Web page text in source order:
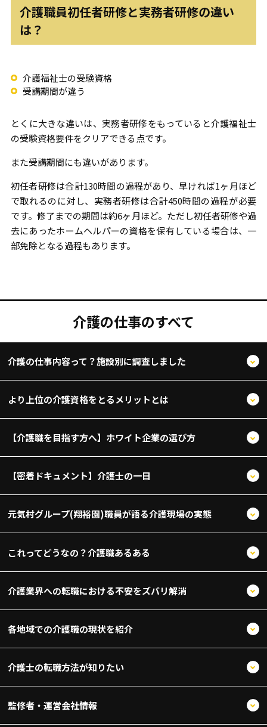
介護職員初任者研修と実務者研修の違い
は？
介護福祉士の受験資格
受講期間が違う
とくに大きな違いは、実務者研修をもっていると介護福祉士
の受験資格要件をクリアできる点です。
また受講期間にも違いがあります。
初任者研修は合計130時間の過程があり、早ければ1ヶ月ほど
で取れるのに対し、実務者研修は合計450時間の過程が必要
です。修了までの期間は約6ヶ月ほど。ただし初任者研修や過
去にあったホームヘルパーの資格を保有している場合は、一
部免除となる過程もあります。
介護の仕事のすべて
介護の仕事内容って？施設別に調査しました
より上位の介護資格をとるメリットとは
【介護職を目指す方へ】ホワイト企業の選び方
【密着ドキュメント】介護士の一日
元気村グループ(翔裕園)職員が語る介護現場の実態
これってどうなの？介護職あるある
介護業界への転職における不安をズバリ解消
各地域での介護職の現状を紹介
介護士の転職方法が知りたい
監修者・運営会社情報